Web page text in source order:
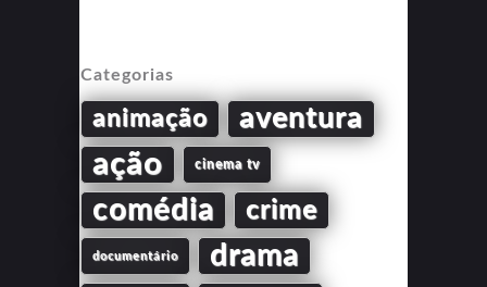
Categorias
animação aventura
ação cinema tv
comédia crime
documentário drama